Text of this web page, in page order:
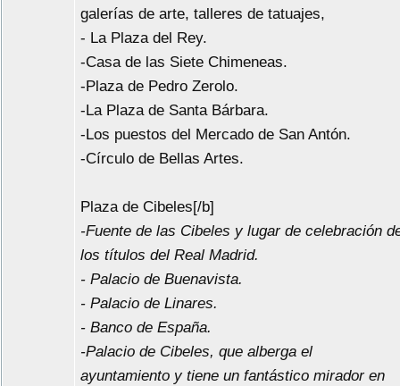
galerías de arte, talleres de tatuajes,
- La Plaza del Rey.
-Casa de las Siete Chimeneas.
-Plaza de Pedro Zerolo.
-La Plaza de Santa Bárbara.
-Los puestos del Mercado de San Antón.
-Círculo de Bellas Artes.
Plaza de Cibeles[/b]
-Fuente de las Cibeles y lugar de celebración
los títulos del Real Madrid.
- Palacio de Buenavista.
- Palacio de Linares.
- Banco de España.
-Palacio de Cibeles, que alberga el
ayuntamiento y tiene un fantástico mirador en